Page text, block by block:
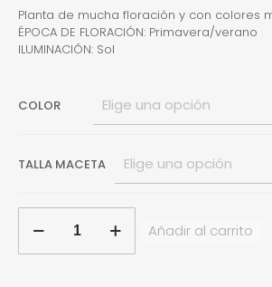
Planta de mucha floración y con colores
ÉPOCA DE FLORACIÓN: Primavera/verano
ILUMINACIÓN: Sol
COLOR
TALLA MACETA
Añadir al carrito